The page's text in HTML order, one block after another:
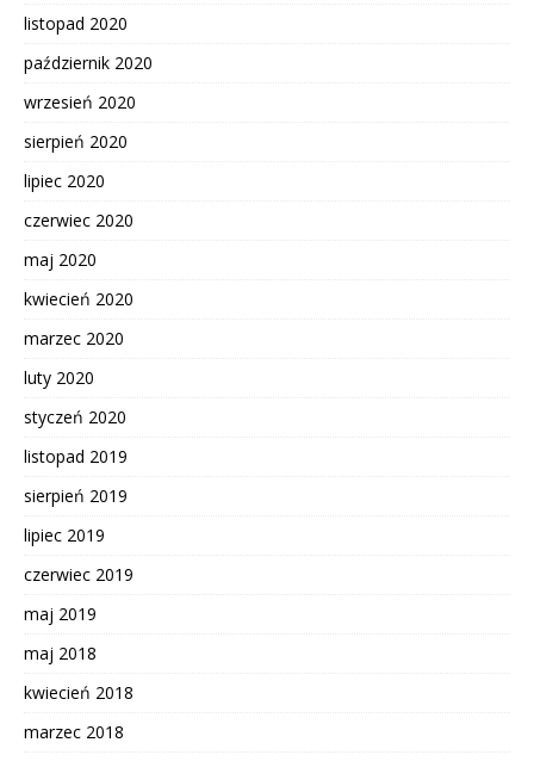
listopad 2020
październik 2020
wrzesień 2020
sierpień 2020
lipiec 2020
czerwiec 2020
maj 2020
kwiecień 2020
marzec 2020
luty 2020
styczeń 2020
listopad 2019
sierpień 2019
lipiec 2019
czerwiec 2019
maj 2019
maj 2018
kwiecień 2018
marzec 2018